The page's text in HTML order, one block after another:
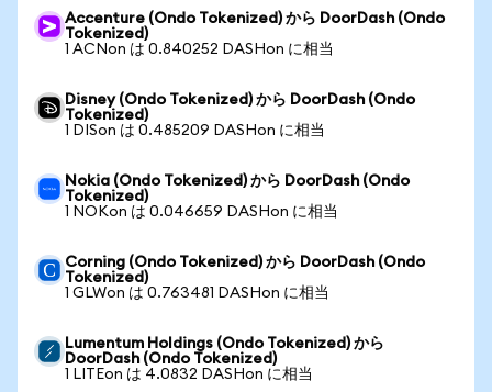
Accenture (Ondo Tokenized) から DoorDash (Ondo
Tokenized)
1 ACNon は 0.840252 DASHon に相当
Disney (Ondo Tokenized) から DoorDash (Ondo
Tokenized)
1 DISon は 0.485209 DASHon に相当
Nokia (Ondo Tokenized) から DoorDash (Ondo
Tokenized)
1 NOKon は 0.046659 DASHon に相当
Corning (Ondo Tokenized) から DoorDash (Ondo
Tokenized)
1 GLWon は 0.763481 DASHon に相当
Lumentum Holdings (Ondo Tokenized) から
DoorDash (Ondo Tokenized)
1 LITEon は 4.0832 DASHon に相当